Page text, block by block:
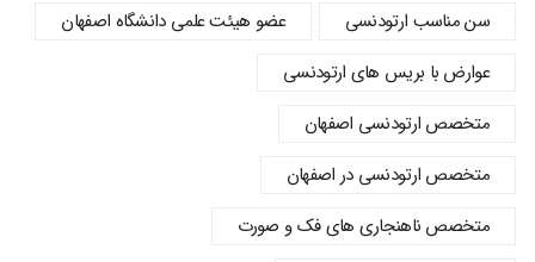
سن مناسب ارتودنسی
عضو هیئت علمی دانشگاه اصفهان
عوارض با بریس های ارتودنسی
متخصص ارتودنسی اصفهان
متخصص ارتودنسی در اصفهان
متخصص ناهنجاری های فک و صورت